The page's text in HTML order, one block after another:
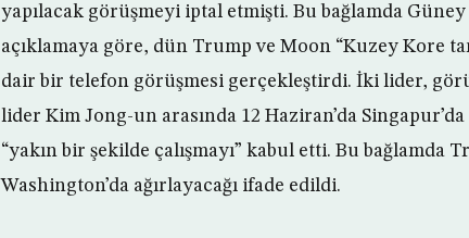
yapılacak görüşmeyi iptal etmişti. Bu bağlamda
açıklamaya göre, dün Trump ve Moon “Kuzey Kore
dair bir telefon görüşmesi gerçekleştirdi. İki lider,
lider Kim Jong-un arasında 12 Haziran’da
“yakın bir şekilde çalışmayı” kabul etti. Bu bağlamda
Washington’da ağırlayacağı ifade edildi.